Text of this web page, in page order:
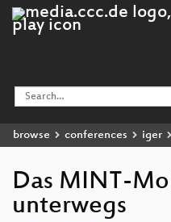
browse conferences iger
Das MINT-
unterwegs